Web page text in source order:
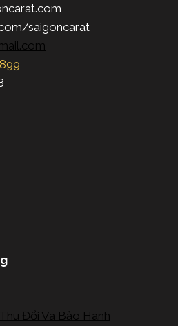
saigoncarat
Đổi Và Bảo Hành